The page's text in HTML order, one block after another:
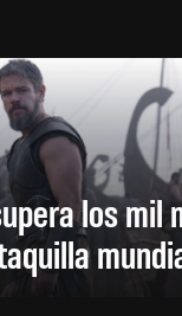
los mil